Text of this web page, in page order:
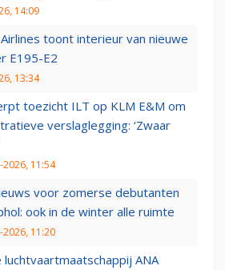
14:09
toont interieur van nieuwe
E195-E2
13:34
toezicht ILT op KLM E&M om
verslaglegging: ‘Zwaar
2026, 11:54
voor zomerse debutanten
ook in de winter alle ruimte
2026, 11:20
luchtvaartmaatschappij ANA